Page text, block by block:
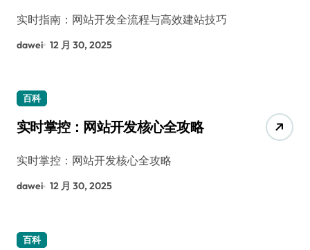
实时指南：网站开发全流程与高效建站技巧
dawei 12 月 30, 2025
百科
实时掌控：网站开发核心全攻略
实时掌控：网站开发核心全攻略
dawei 12 月 30, 2025
百科